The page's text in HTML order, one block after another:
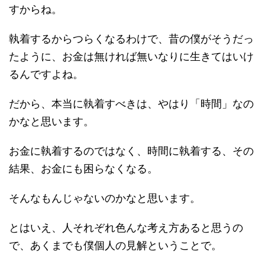
すからね。
執着するからつらくなるわけで、昔の僕がそうだっ
たように、お金は無ければ無いなりに生きてはいけ
るんですよね。
だから、本当に執着すべきは、やはり「時間」なの
かなと思います。
お金に執着するのではなく、時間に執着する、その
結果、お金にも困らなくなる。
そんなもんじゃないのかなと思います。
とはいえ、人それぞれ色んな考え方あると思うの
で、あくまでも僕個人の見解ということで。